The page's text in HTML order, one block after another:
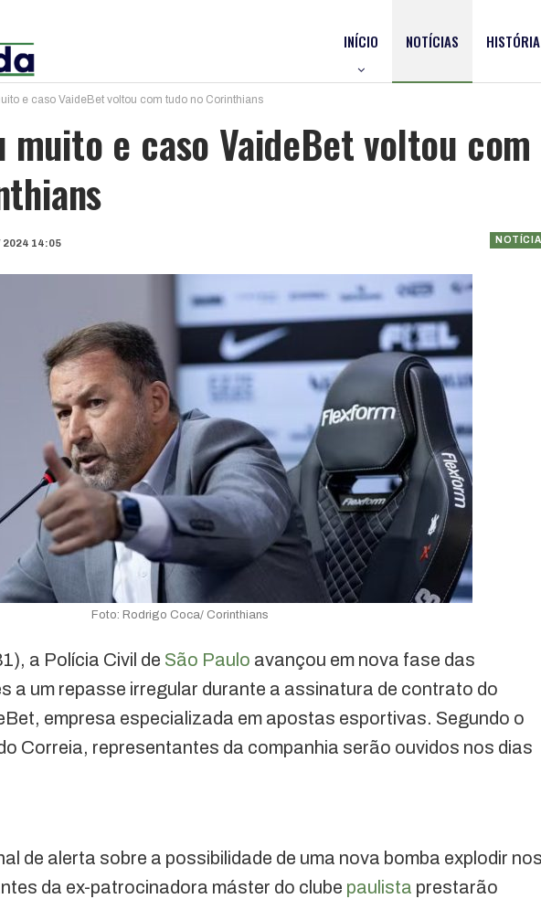
INÍCIO NOTÍCIAS HISTÓRIA
e caso VaideBet voltou com tudo no Corinthians
muito e caso VaideBet voltou com
2024 14:05
Foto: Rodrigo Coca/ Corinthians
a Polícia Civil de São Paulo avançou em nova fase das
a um repasse irregular durante a assinatura de contrato do
empresa especializada em apostas esportivas. Segundo o
Correia, representantes da companhia serão ouvidos nos dias
de alerta sobre a possibilidade de uma nova bomba explodir
da ex-patrocinadora máster do clube paulista prestarão